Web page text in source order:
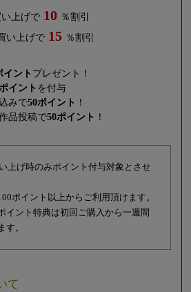
上げで 10 ％割引
い上げで 15 ％割引
イント プレゼント！
イント を付与
みで50ポイント ！
品投稿で50ポイント ！
上げ時のみポイント付与対象とさせ
ポイント以上からご利用頂けます。
イント特典は初回ご購入から一週間
す。
て